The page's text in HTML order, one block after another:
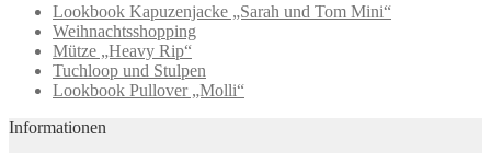
Lookbook Kapuzenjacke „Sarah und Tom Mini“
Weihnachtsshopping
Mütze „Heavy Rip“
Tuchloop und Stulpen
Lookbook Pullover „Molli“
Informationen